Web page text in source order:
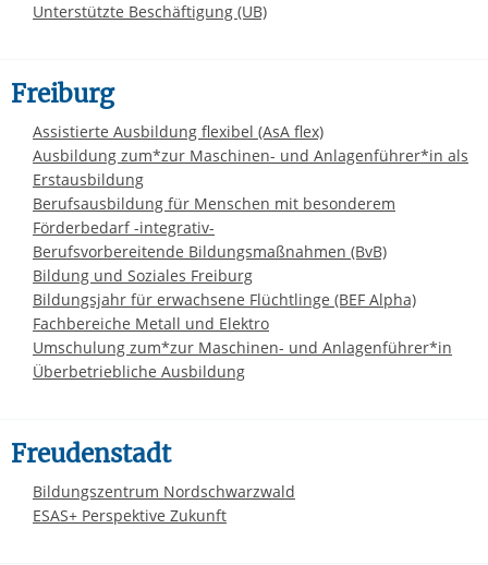
Unterstützte Beschäftigung (UB)
Freiburg
Assistierte Ausbildung flexibel (AsA flex)
Ausbildung zum*zur Maschinen- und Anlagenführer*in als
Erstausbildung
Berufsausbildung für Menschen mit besonderem
Förderbedarf -integrativ-
Berufsvorbereitende Bildungsmaßnahmen (BvB)
Bildung und Soziales Freiburg
Bildungsjahr für erwachsene Flüchtlinge (BEF Alpha)
Fachbereiche Metall und Elektro
Umschulung zum*zur Maschinen- und Anlagenführer*in
Überbetriebliche Ausbildung
Freudenstadt
Bildungszentrum Nordschwarzwald
ESAS+ Perspektive Zukunft